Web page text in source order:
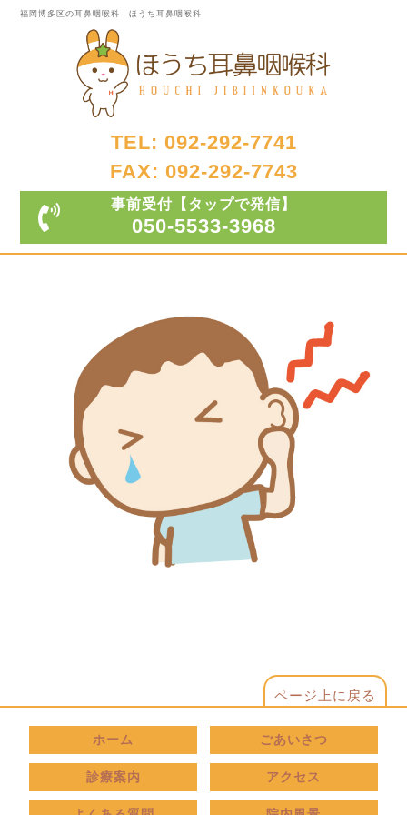
福岡博多区の耳鼻咽喉科 ほうち耳鼻咽喉科
TEL: 092-292-7741
FAX: 092-292-7743
事前受付 【タップで発信】
050-5533-3968
ページ上に戻る
ホーム ごあいさつ
診療案内 アクセス